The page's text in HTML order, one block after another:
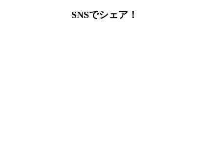
SNSでシェア！